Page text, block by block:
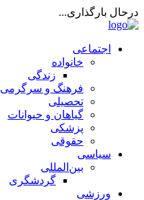
درحال بارگذاری...
اجتماعی
خانواده
زندگی
فرهنگ و سرگرمی
تحصیلی
گیاهان و حیوانات
پزشکی
حقوقی
سیاسی
بین‌المللی
گردشگری
ورزشی